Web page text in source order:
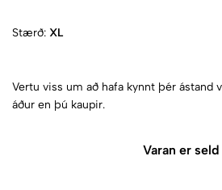
Stærð: XL
Vertu viss um að hafa kynnt þér ástand
áður en þú kaupir.
Varan er seld